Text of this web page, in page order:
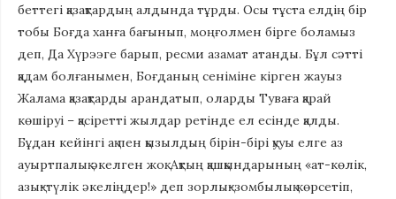
беттегі қазақтардың алдында тұрды. Осы тұста елдің бір
тобы Боғда ханға бағынып, моңғолмен бірге боламыз
деп, Да Хүрээге барып, ресми азамат атанды. Бұл сәтті
қадам болғанымен, Боғданың сеніміне кірген жауыз
Жалама қазақтарды арандатып, оларды Туваға қарай
көшіруі – қасіретті жылдар ретінде ел есінде қалды.
Бұдан кейінгі ақ пен қызылдың бірін-бірі қууы елге аз
ауыртпалық әкелген жоқ. Ақтың қашқындарының «ат-көлік,
азық-түлік әкеліңдер!» деп зорлық-зомбылық көрсетіп,